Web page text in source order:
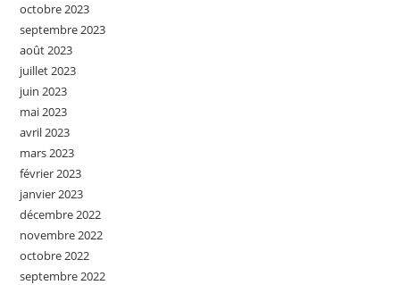
octobre 2023
septembre 2023
août 2023
juillet 2023
juin 2023
mai 2023
avril 2023
mars 2023
février 2023
janvier 2023
décembre 2022
novembre 2022
octobre 2022
septembre 2022